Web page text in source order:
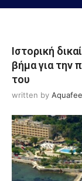
Ιστορική
βήμα για την
του
written by